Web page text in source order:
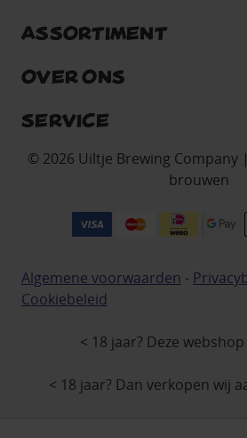
ASSORTIMENT
OVER ONS
SERVICE
© 2026 Uiltje Brewing Company
brouwen
Algemene voorwaarden -
Cookiebeleid
< 18 jaar? Deze
< 18 jaar? Dan verkopen wij